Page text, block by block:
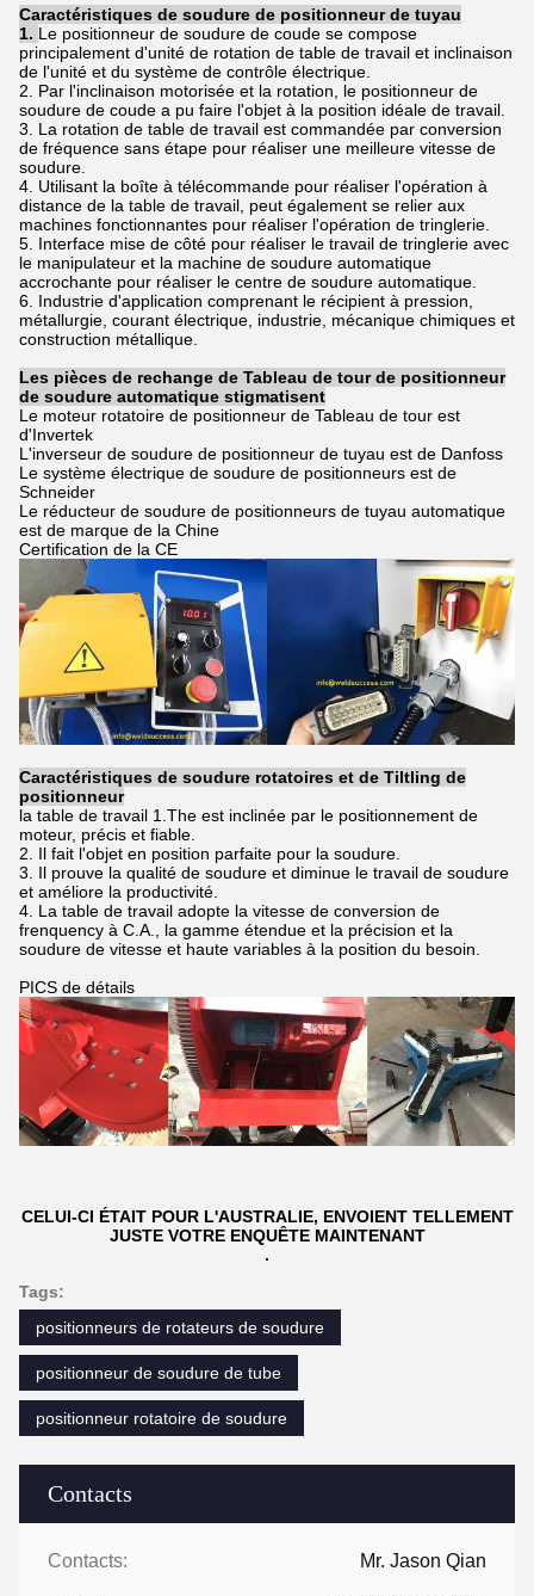
Contacts
Contacts: Mr. Jason Qian
Caractéristiques de soudure de positionneur de tuyau
1. Le positionneur de soudure de coude se compose
principalement d'unité de rotation de table de travail et inclinaison
de l'unité et du système de contrôle électrique.
2. Par l'inclinaison motorisée et la rotation, le positionneur de
soudure de coude a pu faire l'objet à la position idéale de travail.
3. La rotation de table de travail est commandée par conversion
de fréquence sans étape pour réaliser une meilleure vitesse de
soudure.
4. Utilisant la boîte à télécommande pour réaliser l'opération à
distance de la table de travail, peut également se relier aux
machines fonctionnantes pour réaliser l'opération de tringlerie.
5. Interface mise de côté pour réaliser le travail de tringlerie avec
le manipulateur et la machine de soudure automatique
accrochante pour réaliser le centre de soudure automatique.
6. Industrie d'application comprenant le récipient à pression,
métallurgie, courant électrique, industrie, mécanique chimiques et
construction métallique.
Les pièces de rechange de Tableau de tour de positionneur
de soudure automatique stigmatisent
Le moteur rotatoire de positionneur de Tableau de tour est
d'Invertek
L'inverseur de soudure de positionneur de tuyau est de Danfoss
Le système électrique de soudure de positionneurs est de
Schneider
Le réducteur de soudure de positionneurs de tuyau automatique
est de marque de la Chine
Certification de la CE
Caractéristiques de soudure rotatoires et de Tiltling de
positionneur
la table de travail 1.The est inclinée par le positionnement de
moteur, précis et fiable.
2. Il fait l'objet en position parfaite pour la soudure.
3. Il prouve la qualité de soudure et diminue le travail de soudure
et améliore la productivité.
4. La table de travail adopte la vitesse de conversion de
frenquency à C.A., la gamme étendue et la précision et la
soudure de vitesse et haute variables à la position du besoin.
PICS de détails
CELUI-CI ÉTAIT POUR L'AUSTRALIE, ENVOIENT TELLEMENT
JUSTE VOTRE ENQUÊTE MAINTENANT
.
Tags:
positionneurs de rotateurs de soudure
positionneur de soudure de tube
positionneur rotatoire de soudure